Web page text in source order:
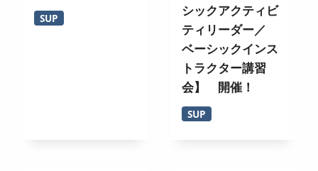
SUP
シックアクティビ
ティリーダー／
ベーシックインス
トラクター講習
会】 開催！
SUP